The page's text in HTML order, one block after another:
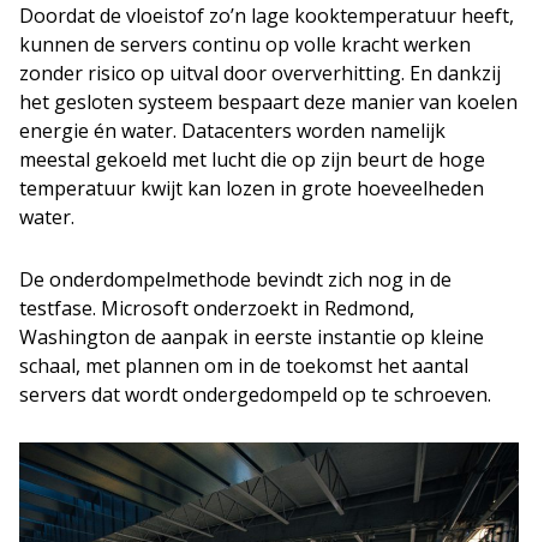
Doordat de vloeistof zo’n lage kooktemperatuur heeft,
kunnen de servers continu op volle kracht werken
zonder risico op uitval door oververhitting. En dankzij
het gesloten systeem bespaart deze manier van koelen
energie én water. Datacenters worden namelijk
meestal gekoeld met lucht die op zijn beurt de hoge
temperatuur kwijt kan lozen in grote hoeveelheden
water.
De onderdompelmethode bevindt zich nog in de
testfase. Microsoft onderzoekt in Redmond,
Washington de aanpak in eerste instantie op kleine
schaal, met plannen om in de toekomst het aantal
servers dat wordt ondergedompeld op te schroeven.